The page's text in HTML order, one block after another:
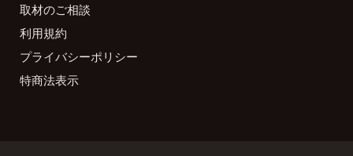
取材のご相談
利用規約
プライバシーポリシー
特商法表示